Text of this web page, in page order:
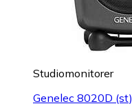
Studiomonitorer
Genelec 8020D (st)